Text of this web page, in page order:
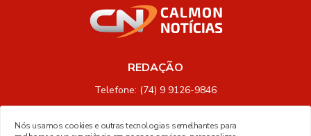
REDAÇÃO
Telefone: (74) 9 9126-9846
Nós usamos cookies e outras tecnologias semelhantes para